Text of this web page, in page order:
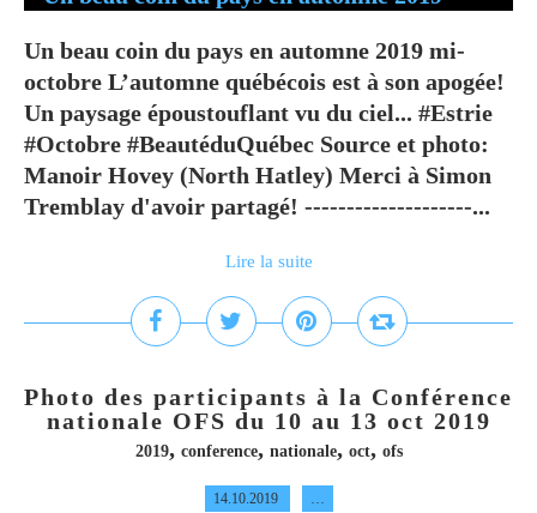
Un beau coin du pays en automne 2019 mi-
octobre L’automne québécois est à son apogée!
Un paysage époustouflant vu du ciel... #Estrie
#Octobre #BeautéduQuébec Source et photo:
Manoir Hovey (North Hatley) Merci à Simon
Tremblay d'avoir partagé! --------------------...
Lire la suite
Photo des participants à la Conférence
nationale OFS du 10 au 13 oct 2019
2019, conference, nationale, oct, ofs
14.10.2019 …